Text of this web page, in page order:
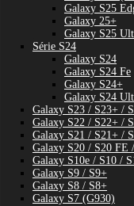
Galaxy S25
Galaxy 25+
Galaxy S25
Série S24
Galaxy S24
Galaxy S24 Fe
Galaxy S24+
Galaxy S24
Galaxy S23 / S23+ /
Galaxy S22 / S22+ /
Galaxy S21 / S21+ /
Galaxy S20 / S20 FE
Galaxy S10e / S10 /
Galaxy S9 / S9+
Galaxy S8 / S8+
Galaxy S7 (G930)